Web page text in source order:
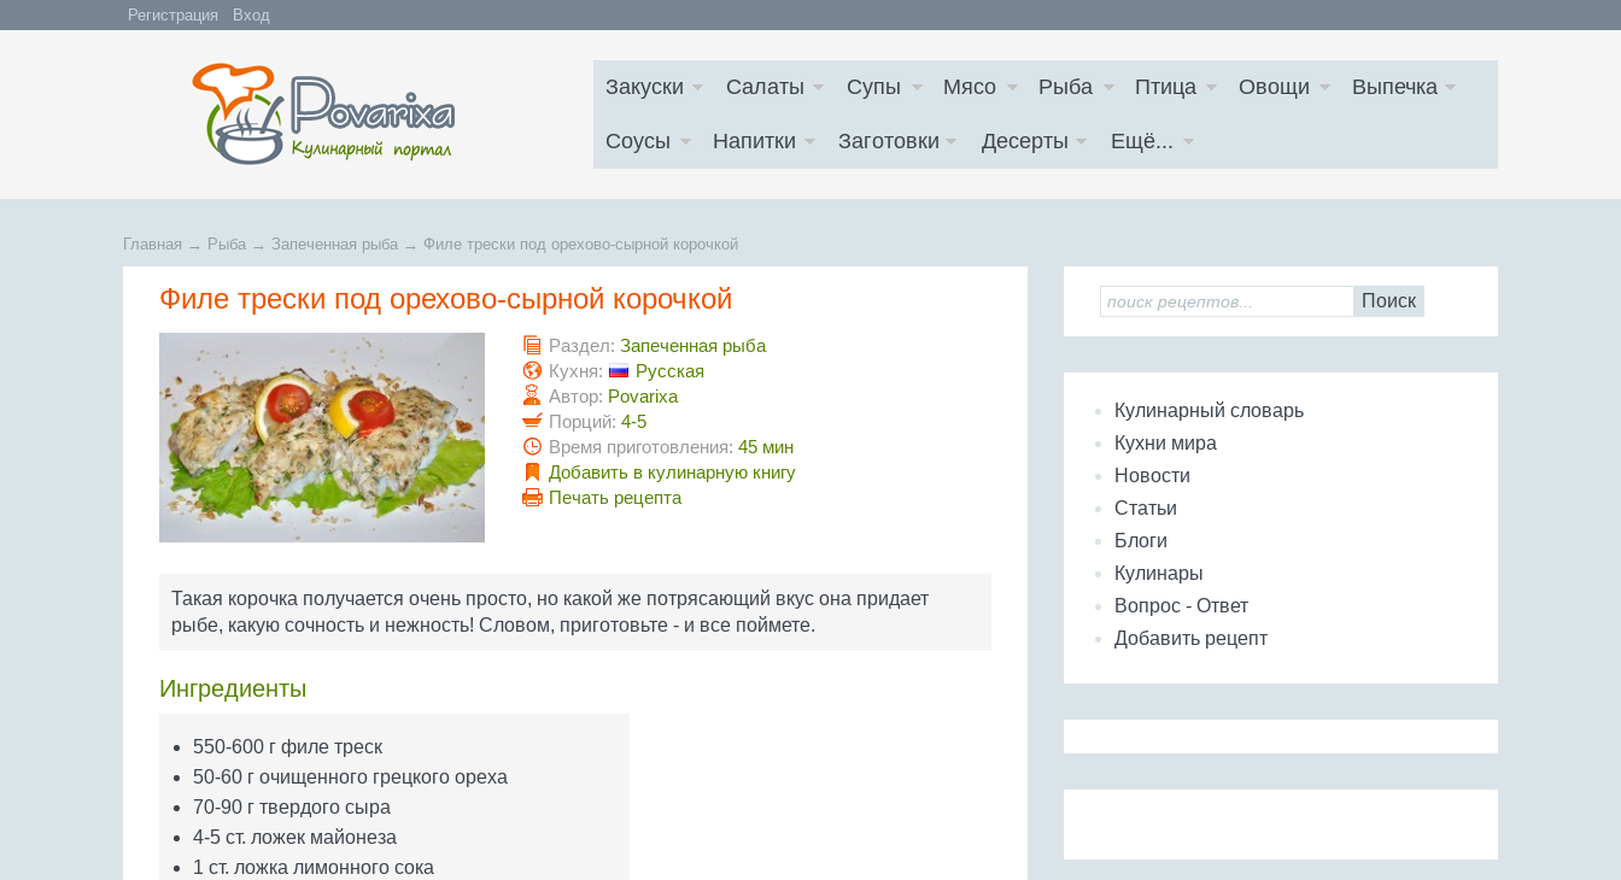
Регистрация Вход
Закуски Салаты Супы Мясо Рыба Птица Овощи Выпечка
Соусы Напитки Заготовки Десерты Ещё...
Главная → Рыба → Запеченная рыба → Филе трески под орехово-сырной корочкой
Филе трески под орехово-сырной корочкой
Раздел: Запеченная рыба
Кухня:
Русская
Автор: Povarixa
Порций: 4-5
Время приготовления: 45 мин
Добавить в кулинарную книгу
Печать рецепта
Такая корочка получается очень просто, но какой же потрясающий вкус она придает
рыбе, какую сочность и нежность! Словом, приготовьте - и все поймете.
Ингредиенты
550-600 г филе треск
50-60 г очищенного грецкого ореха
70-90 г твердого сыра
4-5 ст. ложек майонеза
1 ст. ложка лимонного сока
Поиск
Кулинарный словарь
Кухни мира
Новости
Статьи
Блоги
Кулинары
Вопрос - Ответ
Добавить рецепт